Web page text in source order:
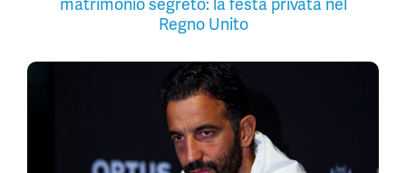
Regno Unito